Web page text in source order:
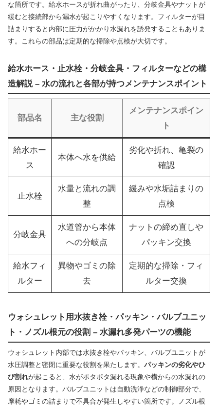
な箇所です。給水ホースが折れ曲がったり、分岐金具やナットが
緩むと接続部から漏水が起こりやすくなります。フィルターが目
詰まりすると内部に圧力がかかり水漏れを誘発することもありま
す。これらの部品は定期的な掃除や点検が大切です。
給水ホース・止水栓・分岐金具・フィルターなどの構
造解説 – 水の流れと各部が持つメンテナンスポイント
部品名 主な役割
メンテナンスポイン
ト
給水ホー
ス
本体へ水を供給
劣化や折れ、亀裂の
確認
止水栓
水量と流れの調
整
緩みや水垢詰まりの
点検
分岐金具
水道管から本体
への分岐点
ナットの締め直しや
パッキン交換
給水フィ
ルター
異物やゴミの除
去
定期的な掃除・フィ
ルター交換
ウォシュレット用水抜き栓・パッキン・バルブユニッ
ト・ノズル根元の役割 – 水漏れ多発パーツの機能
ウォシュレット内部では水抜き栓やパッキン、バルブユニットが
水圧調整と密閉に重要な役割を果たします。 パッキンの劣化やひ
び割れが起こると、水がポタポタ漏れる現象や横からの水漏れの
原因となります。バルブユニットは自動洗浄などの制御部分で、
摩耗やゴミの詰まりで不具合が発生しやすい箇所です。ノズル根